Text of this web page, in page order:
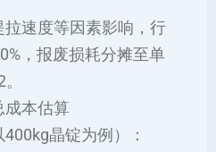
速度等因素影响，行
，报废损耗分摊至单
成本估算
晶锭为例）：